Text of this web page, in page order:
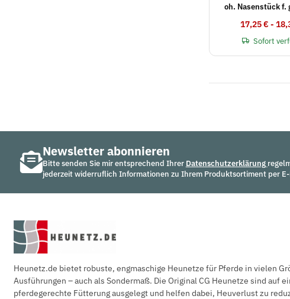
oh. Nasenstück f. gebisslose
Zäume
17,25 € -
Sofort
Newsletter abonnieren
Bitte senden Sie mir entsprechend Ihrer Datenschutzerklärung
jederzeit widerruflich Informationen zu Ihrem Produktsortiment per
Heunetz.de bietet robuste, engmaschige Heunetze für Pferde in vielen
Ausführungen – auch als Sondermaß. Die Original CG Heunetze sind auf
pferdegerechte Fütterung ausgelegt und helfen dabei, Heuverlust zu